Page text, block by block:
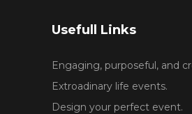
Usefull Links
Engaging, purposeful, and
Extroadinary life events.
Design your perfect event.